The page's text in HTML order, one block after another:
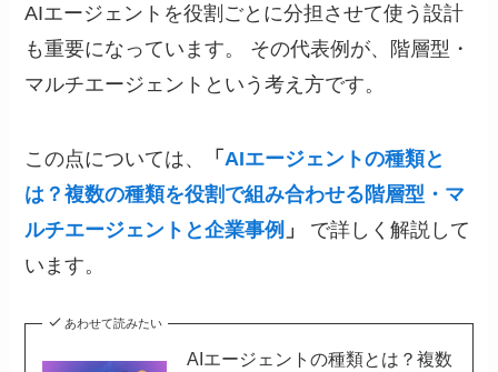
AIエージェントを役割ごとに分担させて使う設計
も重要になっています。 その代表例が、階層型・
マルチエージェントという考え方です。
この点については、 「AIエージェントの種類と
は？複数の種類を役割で組み合わせる階層型・マ
ルチエージェントと企業事例 」 で詳しく解説して
います。
あわせて読みたい
AIエージェントの種類とは？複数